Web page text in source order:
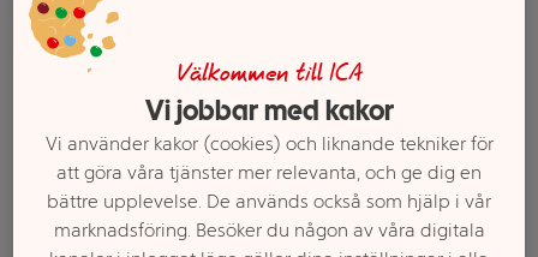
Välkommen till ICA
Vi jobbar med kakor
Vi använder kakor (cookies) och liknande tekniker för
att göra våra tjänster mer relevanta, och ge dig en
bättre upplevelse. De används också som hjälp i vår
marknadsföring. Besöker du någon av våra digitala